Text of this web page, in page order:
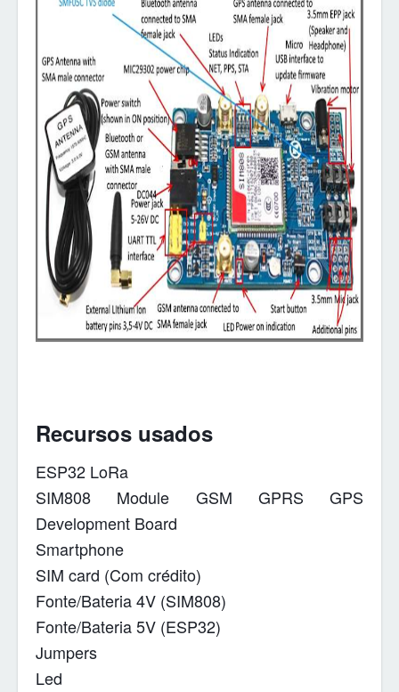
Recursos usados
ESP32 LoRa
SIM808 Module GSM GPRS GPS
Development Board
Smartphone
SIM card (Com crédito)
Fonte/Bateria 4V (SIM808)
Fonte/Bateria 5V (ESP32)
Jumpers
Led